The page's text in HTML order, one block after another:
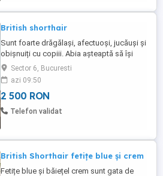
British shorthair
Sunt foarte drăgălași, afectuoși, jucăuși și
obișnuiți cu copiii. Abia așteaptă să își
găsească o familie iubitoare!
Sector 6, Bucuresti
azi 09:50
2 500 RON
Telefon validat
British Shorthair fetițe blue și crem
Fetițe blue și băiețel crem sunt gata de